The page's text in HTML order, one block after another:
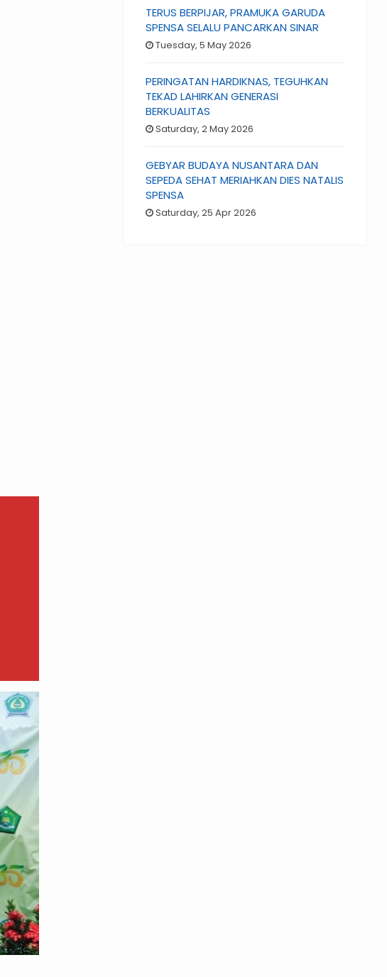
TERUS BERPIJAR, PRAMUKA GARUDA
SPENSA SELALU PANCARKAN SINAR
Tuesday, 5 May 2026
PERINGATAN HARDIKNAS, TEGUHKAN
TEKAD LAHIRKAN GENERASI
BERKUALITAS
Saturday, 2 May 2026
GEBYAR BUDAYA NUSANTARA DAN
SEPEDA SEHAT MERIAHKAN DIES NATALIS
SPENSA
Saturday, 25 Apr 2026